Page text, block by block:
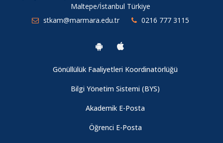
Maltepe/İstanbul Türkiye
stkam@marmara.edu.tr
0216 777 3115
Gönüllülük Faaliyetleri Koordinatörlüğü
Bilgi Yönetim Sistemi (BYS)
Akademik E-Posta
Öğrenci E-Posta